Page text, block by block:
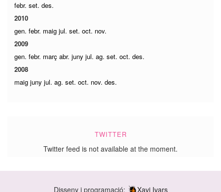
febr. set. des.
2010
gen. febr. maig jul. set. oct. nov.
2009
gen. febr. març abr. juny jul. ag. set. oct. des.
2008
maig juny jul. ag. set. oct. nov. des.
TWITTER
Twitter feed is not available at the moment.
Disseny i programació: Xavi Ivars